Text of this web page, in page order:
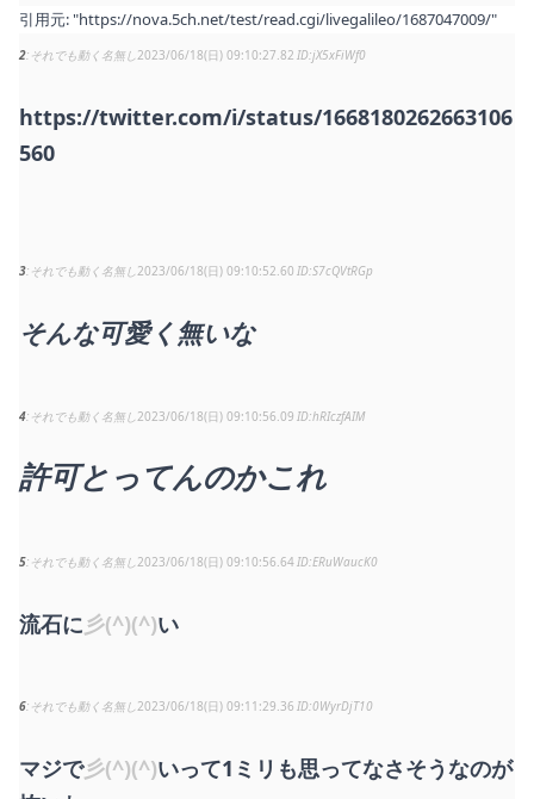
引用元: "https://nova.5ch.net/test/read.cgi/livegalileo/1687047009/"
2 それでも動く名無し2023/06/18(日) 09:10:27.82 jX5xFiWf0
https://twitter.com/i/status/1668180262663106
560
3 それでも動く名無し2023/06/18(日) 09:10:52.60 S7cQVtRGp
そんな可愛く無いな
4 それでも動く名無し2023/06/18(日) 09:10:56.09 hRIczfAIM
許可とってんのかこれ
5 それでも動く名無し2023/06/18(日) 09:10:56.64 ERuWaucK0
流石に彡(^)(^)い
6 それでも動く名無し2023/06/18(日) 09:11:29.36 0WyrDjT10
マジで彡(^)(^)いって1ミリも思ってなさそうなのが